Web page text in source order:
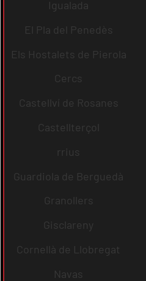
Igualada
El Pla del Penedès
Els Hostalets de Pierola
Cercs
Castellví de Rosanes
Castellterçol
rrius
Guardiola de Berguedà
Granollers
Gisclareny
Cornellà de Llobregat
Navas